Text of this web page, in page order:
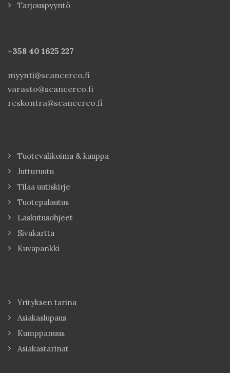
Tarjouspyyntö
+358 40 1625 227
myynti@scancerco.fi
varasto@scancerco.fi
reskontra@scancerco.fi
Tuotevalikoima & kauppa
Jutturuutu
Tilaa uutiskirje
Tuotepalautus
Laskutusohjeet
Sivukartta
Kuvapankki
Yrityksen tarina
Asiakaslupaus
Kumppanuus
Asiakastarinat